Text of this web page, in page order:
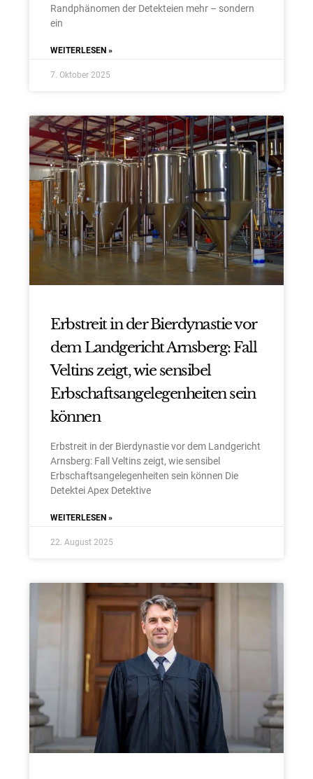
Randphänomen der Detekteien mehr – sondern
ein
WEITERLESEN »
7. Oktober 2025
Erbstreit in der Bierdynastie vor
dem Landgericht Arnsberg: Fall
Veltins zeigt, wie sensibel
Erbschaftsangelegenheiten sein
können
Erbstreit in der Bierdynastie vor dem Landgericht
Arnsberg: Fall Veltins zeigt, wie sensibel
Erbschaftsangelegenheiten sein können Die
Detektei Apex Detektive
WEITERLESEN »
22. August 2025
GERMAN
Herzlich Willkommen bei der
APEX DETEKTEI
Wir und unsere Partner setzen Cookies und Tracking-Technologien ein.
Einige Cookies und Datenverarbeitungen sind technisch notwendig,
andere helfen unser Angebot zu verbessern.